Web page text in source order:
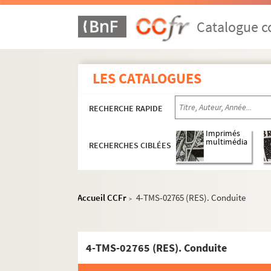
Catalogue
LES CATALOGUES
RECHERCHE RAPIDE
RECHERCHES CIBLÉES
Imprimés
multimédia
Accueil CCFr > 4-TMS-02765 (RES). Conduite
4-TMS-02765 (RES). Conduite
Georges Berr, Marcel Guillemaud. Le satyre :
Ernest Grenet-Dancourt. La sauterelle :
Marcel Achard. Savez-vous planter les
Henry Bataille. Le scandale : pièce en 4
Fernand Crommelynck. Le sculpteur de
Maurice de Féraudy. Sébastien Brichanteau
Colette. La seconde : pièce en 4 actes. 1951
Maurice Hennequin, Paul Bilhaud, Pierre
Georges Delance. Le secret de William
Diego Fabbri. Le séducteur : comédie en 3